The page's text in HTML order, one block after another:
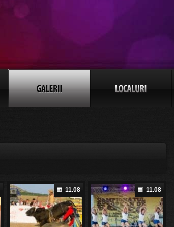
11.08 11.08